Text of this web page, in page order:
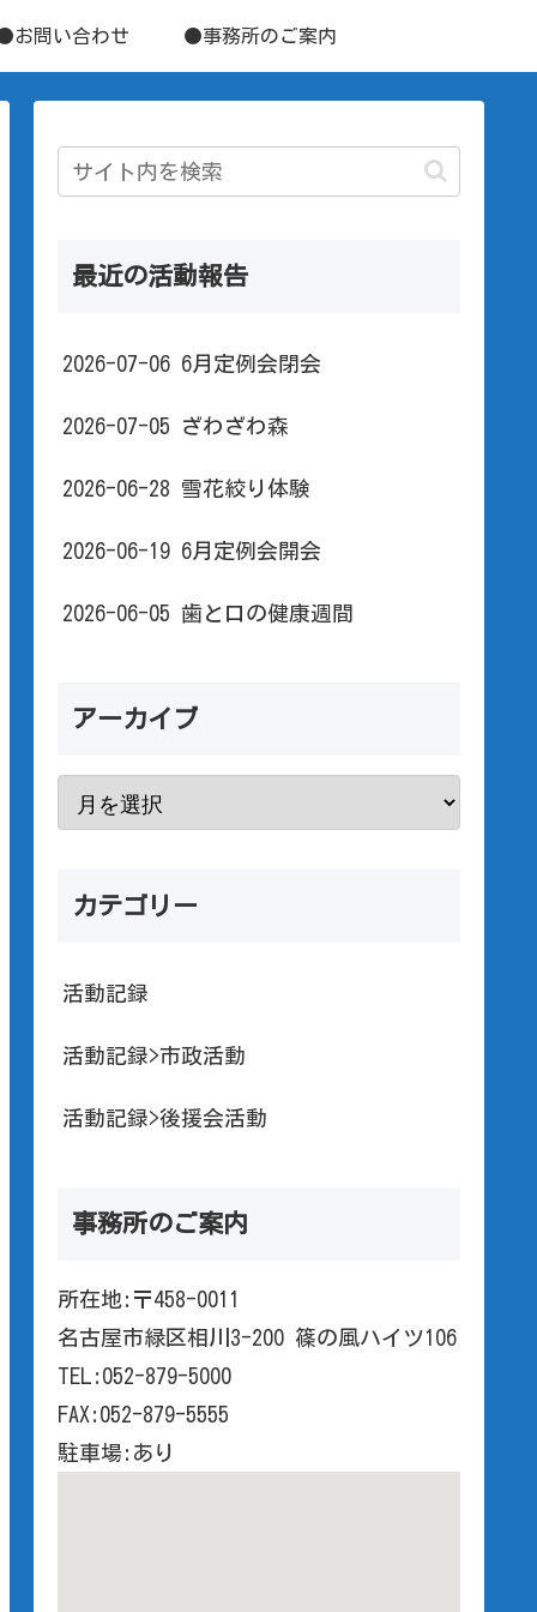
お問い合わせ ●事務所のご案内
最近の活動報告
2026-07-06 6月定例会閉会
2026-07-05 ざわざわ森
2026-06-28 雪花絞り体験
2026-06-19 6月定例会開会
2026-06-05 歯と口の健康週間
アーカイブ
カテゴリー
活動記録
活動記録>市政活動
活動記録>後援会活動
事務所のご案内
所在地:〒458-0011
名古屋市緑区相川3-200 篠の風ハイツ106
TEL:052-879-5000
FAX:052-879-5555
駐車場:あり